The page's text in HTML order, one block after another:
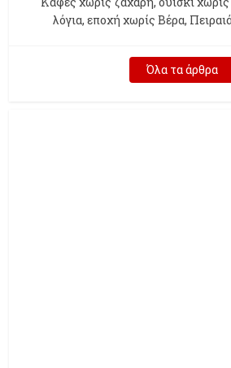
λόγια, εποχή χωρίς Βέρα,
Όλα τα άρθρα